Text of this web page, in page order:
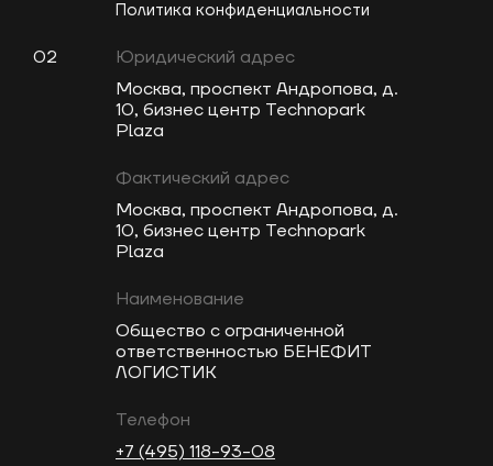
Политика конфиденциальности
02
Юридический адрес
Москва, проспект Андропова, д.
10, бизнес центр Technopark
Plaza
Фактический адрес
Москва, проспект Андропова, д.
10, бизнес центр Technopark
Plaza
Наименование
Общество с ограниченной
ответственностью БЕНЕФИТ
ЛОГИСТИК
Телефон
+7 (495) 118-93-08